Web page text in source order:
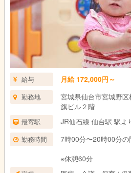
給与 月給 172,000円～
勤務地
宮城県仙台市宮城野
旗ビル２階
最寄駅 JR仙石線 仙台駅 駅よ
勤務時間
7時00分〜20時00分
※休憩60分